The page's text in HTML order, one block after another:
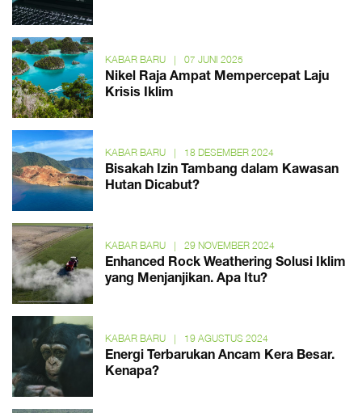
KABAR BARU | 07 JUNI 2025
Nikel Raja Ampat Mempercepat Laju
Krisis Iklim
KABAR BARU | 18 DESEMBER 2024
Bisakah Izin Tambang dalam Kawasan
Hutan Dicabut?
KABAR BARU | 29 NOVEMBER 2024
Enhanced Rock Weathering Solusi Iklim
yang Menjanjikan. Apa Itu?
KABAR BARU | 19 AGUSTUS 2024
Energi Terbarukan Ancam Kera Besar.
Kenapa?